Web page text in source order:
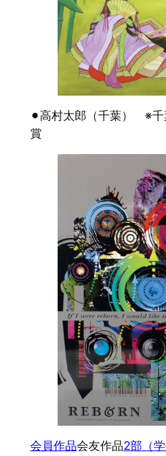
⚫︎高村太郎（千葉） ※千
賞
会員作品会友作品2部（